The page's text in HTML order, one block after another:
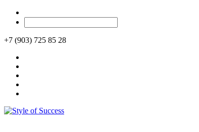
+7 (903) 725 85 28